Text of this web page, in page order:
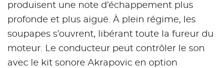
produisent une note d’échappement plus
profonde et plus aiguë. À plein régime, les
soupapes s’ouvrent, libérant toute la fureur du
moteur. Le conducteur peut contrôler le son
avec le kit sonore Akrapovic en option